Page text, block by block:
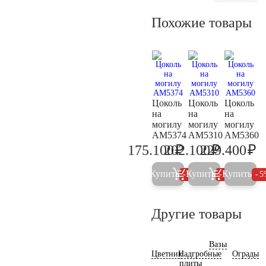
Похожие товары
Цоколь
на
могилу
AM5374
184.300
175.100₽
Купить 5%
Цоколь
на
могилу
AM5310
212.700
202.100₽
Купить 5%
Цоколь
на
могилу
AM5360
229.400₽
Купить
Другие товары
ЦветникНадгробные
плиты
Вазы
Ограды